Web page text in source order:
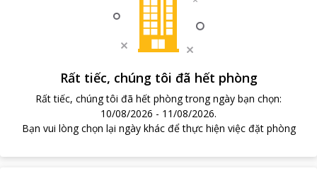
Rất tiếc, chúng tôi đã hết phòng
Rất tiếc, chúng tôi đã hết phòng trong ngày bạn chọn:
10/08/2026 - 11/08/2026.
Bạn vui lòng chọn lại ngày khác để thực hiện việc đặt phòng